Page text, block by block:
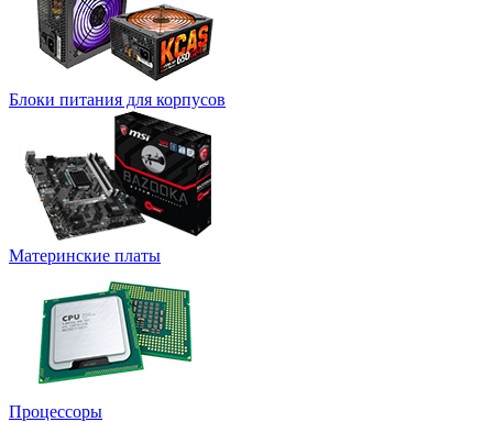
Блоки питания для корпусов
Материнские платы
Процессоры